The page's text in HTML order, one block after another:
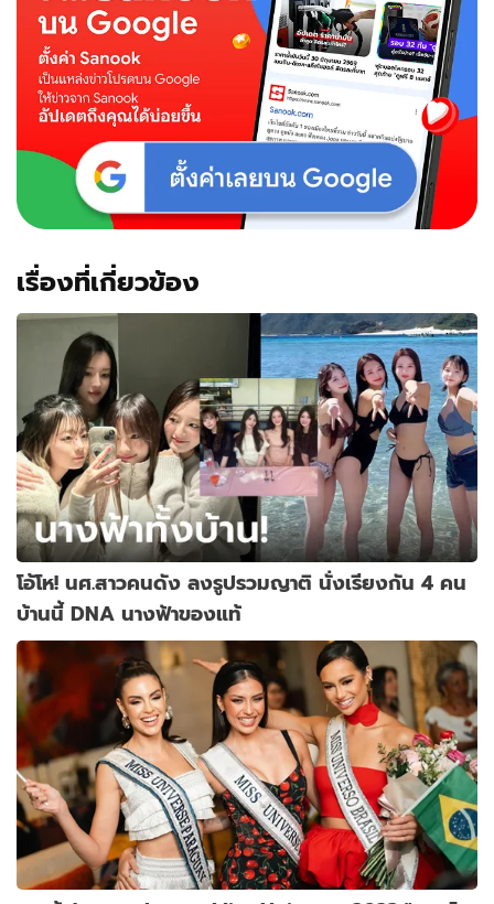
เรื่องที่เกี่ยวข้อง
โอ้โห! นศ.สาวคนดัง ลงรูปรวมญาติ นั่งเรียงกัน 4 คน
บ้านนี้ DNA นางฟ้าของแท้